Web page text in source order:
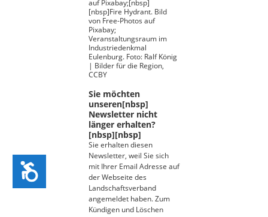
Zug&auml;nglichkeit
auf Pixabay;[nbsp]
[nbsp]Fire Hydrant. Bild
von Free-Photos auf
Pixabay;
Veranstaltungsraum im
Industriedenkmal
Eulenburg. Foto: Ralf König
| Bilder für die Region,
CCBY
Sie möchten
unseren[nbsp]
Newsletter nicht
länger erhalten?
[nbsp][nbsp]
Sie erhalten diesen
Newsletter, weil Sie sich
mit Ihrer Email Adresse auf
der Webseite des
Landschaftsverband
angemeldet haben. Zum
Kündigen und Löschen